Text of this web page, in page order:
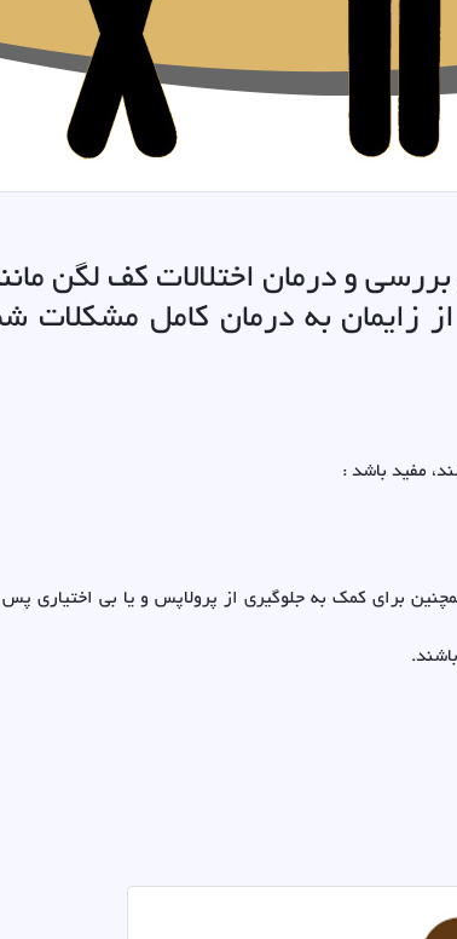
و درمان اختلالات کف لگن
زایمان به درمان کامل مشکلات
مفید باشد :
برای کمک به جلوگیری از پرولاپس و یا بی اختیاری پس